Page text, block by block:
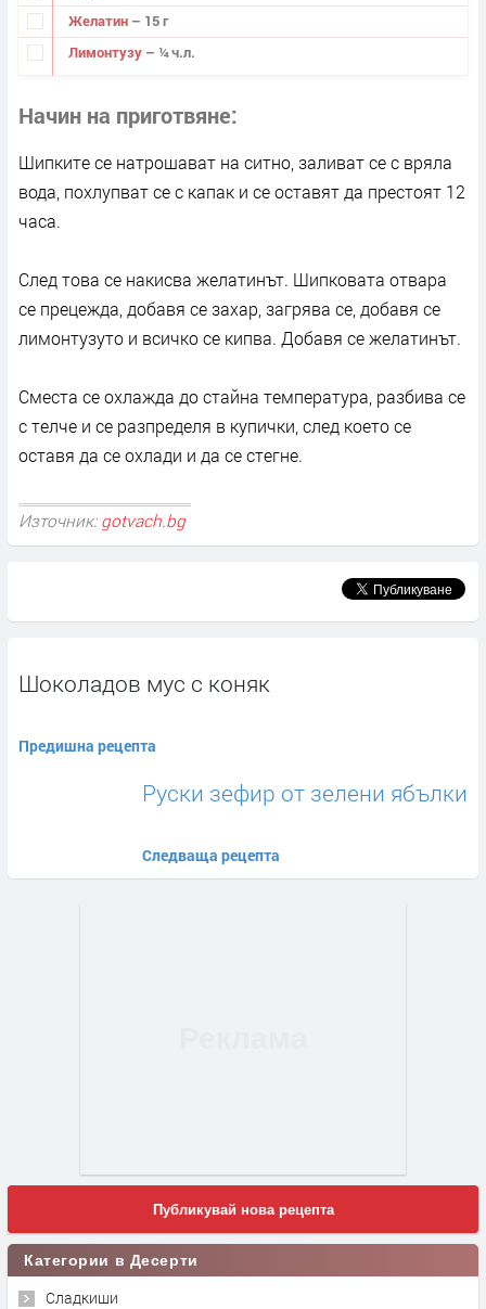
Желатин – 15 г
Лимонтузу – ¼ ч.л.
Начин на приготвяне
Шипките се натрошават на ситно, заливат се с вряла
вода, похлупват се с капак и се оставят да престоят 12
часа.
След това се накисва желатинът. Шипковата отвара
се прецежда, добавя се захар, загрява се, добавя се
лимонтузуто и всичко се кипва. Добавя се желатинът.
Сместа се охлажда до стайна температура, разбива се
с телче и се разпределя в купички, след което се
оставя да се охлади и да се стегне.
Източник: gotvach.bg
Шоколадов мус с коняк
Предишна рецепта
Руски зефир от зелени ябълки
Следваща рецепта
Публикувай нова рецепта
Категории в Десерти
Сладкиши